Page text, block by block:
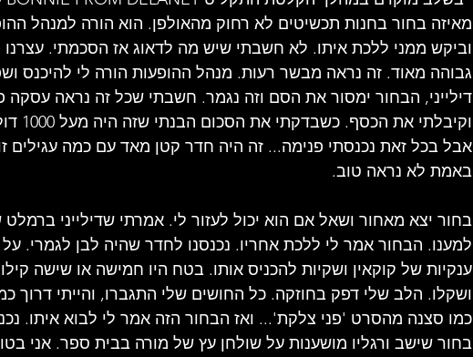
מאיזה בחור בחנות תכשיטים לא רחוק מהאולפן. הוא הורה למנהל
וביקש ממני ללכת איתו. לא חשבתי שיש מה לדאוג אז הסכמתי. עצרנו
גבוהה מאוד. זה נראה מבשר רעות. מנהל ההופעות הורה לי להיכנס
דילייני, הבחור ימסור את הסם וזה נגמר. חשבתי שכל זה נראה עסקה
אבל בכל זאת נכנסתי פנימה... זה היה חדר קטן מאד עם כמה עגילים
באמת לא נראה טוב.
בחור יצא מאחור ושאל אם הוא יכול לעזור לי. אמרתי שדילייני
למענו. הבחור אמר לי ללכת אחריו. נכנסנו לחדר שהיה לבן לגמרי.
ענקיות של קוקאין ושקיות להכניס אותו. בטח היו חמישה או שישה
ושקלו. הלב שלי דפק בחוזקה. כל החושים שלי התגברו, והייתי דרוך
כמו סצנה מהסרט 'פני צלקת'... ואז הבחור הזה אמר לי לבוא איתו.
בחור שישב ורגליו מושענות על שולחן עץ של מורה בבית ספר. אני